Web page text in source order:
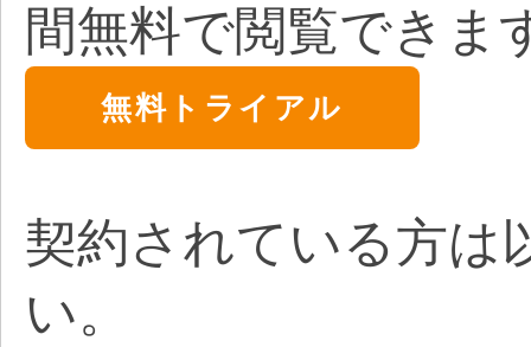
間無料で閲覧できま
無料トライアル
契約されている方は
い。